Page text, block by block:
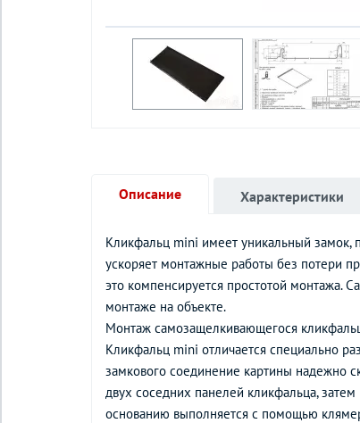
Описание
Кликфальц mini имеет уникальный замок,
ускоряет монтажные работы без потери
это компенсируется простотой монтажа.
монтаже на объекте.
Монтаж самозащелкивающегося
Кликфальц mini отличается специально
замкового соединение картины надежно
двух соседних панелей кликфальца,
основанию выполняется с помощью
Характеристики